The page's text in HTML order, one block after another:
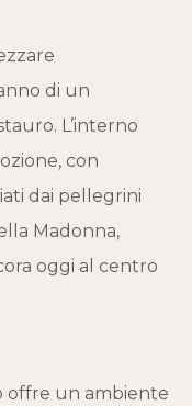
di un
L’interno
con
dai pellegrini
Madonna,
oggi al centro
offre un ambiente